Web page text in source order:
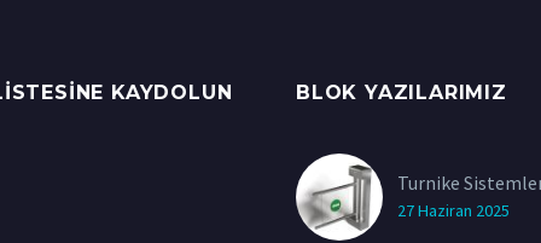
KAYDOLUN BLOK YAZILARIMIZ
Turnike
27 Haziran 2025